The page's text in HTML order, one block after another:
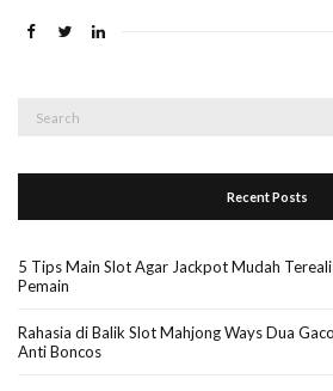
Recent Posts
5 Tips Main Slot Agar Jackpot Mudah
Pemain
Rahasia di Balik Slot Mahjong Ways Dua
Anti Boncos